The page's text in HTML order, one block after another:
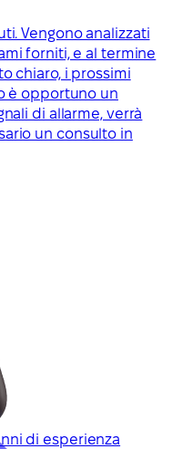
Vengono analizzati
forniti, e al termine
chiaro, i prossimi
è opportuno un
di allarme, verrà
un consulto in
di esperienza